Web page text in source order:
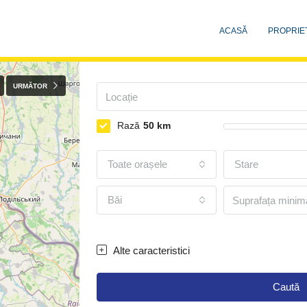
ACASĂ
URMĂTOR
Rază 50 km
Toate orașele Stare
Băi
Alte caracteristici
Caută